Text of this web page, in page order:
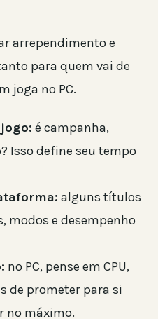
arrependimento e
para quem vai de
joga no PC.
é campanha,
Isso define seu tempo
alguns títulos
modos e desempenho
no PC, pense em CPU,
de prometer para si
no máximo.